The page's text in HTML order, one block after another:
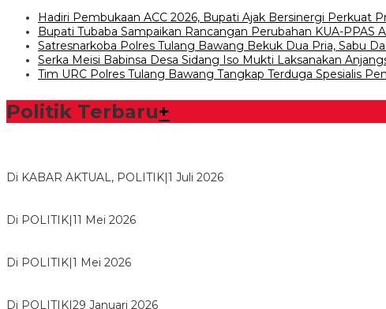
Hadiri Pembukaan ACC 2026, Bupati Ajak Bersinergi Perkuat
Bupati Tubaba Sampaikan Rancangan Perubahan KUA-
Satresnarkoba Polres Tulang Bawang Bekuk Dua Pria, Sabu
Serka Meisi Babinsa Desa Sidang Iso Mukti Laksanakan
Tim URC Polres Tulang Bawang Tangkap Terduga Spesialis
Politik Terbaru+
Di KABAR AKTUAL, POLITIK 1 Juli 2026
Di POLITIK 11 Mei 2026
Di POLITIK 1 Mei 2026
Di POLITIK 29 Januari 2026